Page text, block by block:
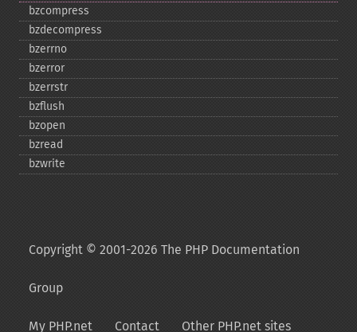
bzcompress
bzdecompress
bzerrno
bzerror
bzerrstr
bzflush
bzopen
bzread
bzwrite
Copyright © 2001-2026 The PHP Documentation
Group
My PHP.net Contact Other PHP.net sites